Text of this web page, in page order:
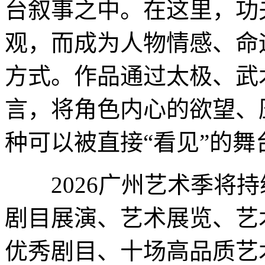
台叙事之中。在这里，
观，而成为人物情感、
方式。作品通过太极、
言，将角色内心的欲望
种可以被直接“看见”的舞
2026广州艺术季将持
剧目展演、艺术展览、
优秀剧目、十场高品质